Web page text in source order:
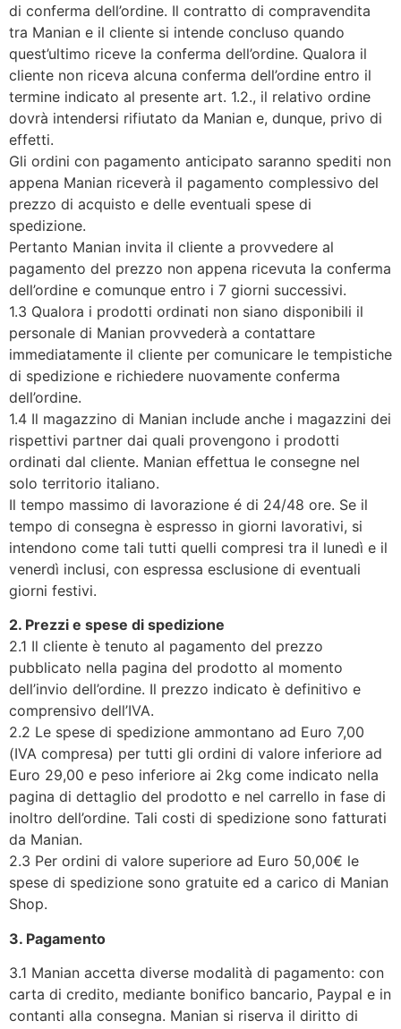
di conferma dell’ordine. Il contratto di compravendita
tra Manian e il cliente si intende concluso quando
quest’ultimo riceve la conferma dell’ordine. Qualora il
cliente non riceva alcuna conferma dell’ordine entro il
termine indicato al presente art. 1.2., il relativo ordine
dovrà intendersi rifiutato da Manian e, dunque, privo di
effetti.
Gli ordini con pagamento anticipato saranno spediti non
appena Manian riceverà il pagamento complessivo del
prezzo di acquisto e delle eventuali spese di
spedizione.
Pertanto Manian invita il cliente a provvedere al
pagamento del prezzo non appena ricevuta la conferma
dell’ordine e comunque entro i 7 giorni successivi.
1.3 Qualora i prodotti ordinati non siano disponibili il
personale di Manian provvederà a contattare
immediatamente il cliente per comunicare le tempistiche
di spedizione e richiedere nuovamente conferma
dell’ordine.
1.4 Il magazzino di Manian include anche i magazzini dei
rispettivi partner dai quali provengono i prodotti
ordinati dal cliente. Manian effettua le consegne nel
solo territorio italiano.
Il tempo massimo di lavorazione é di 24/48 ore. Se il
tempo di consegna è espresso in giorni lavorativi, si
intendono come tali tutti quelli compresi tra il lunedì e il
venerdì inclusi, con espressa esclusione di eventuali
giorni festivi.
2. Prezzi e spese di spedizione
2.1 Il cliente è tenuto al pagamento del prezzo
pubblicato nella pagina del prodotto al momento
dell’invio dell’ordine. Il prezzo indicato è definitivo e
comprensivo dell’IVA.
2.2 Le spese di spedizione ammontano ad Euro 7,00
(IVA compresa) per tutti gli ordini di valore inferiore ad
Euro 29,00 e peso inferiore ai 2kg come indicato nella
pagina di dettaglio del prodotto e nel carrello in fase di
inoltro dell’ordine. Tali costi di spedizione sono fatturati
da Manian.
2.3 Per ordini di valore superiore ad Euro 50,00€ le
spese di spedizione sono gratuite ed a carico di Manian
Shop.
3. Pagamento
3.1 Manian accetta diverse modalità di pagamento: con
carta di credito, mediante bonifico bancario, Paypal e in
contanti alla consegna. Manian si riserva il diritto di